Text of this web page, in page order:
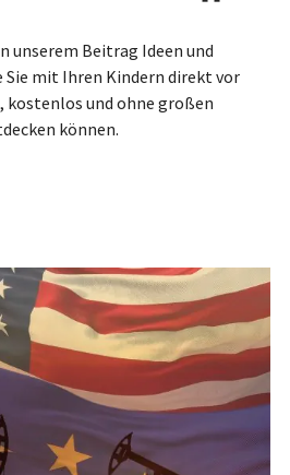
unserem Beitrag Ideen und
mit Ihren Kindern direkt vor
kostenlos und ohne großen
können.